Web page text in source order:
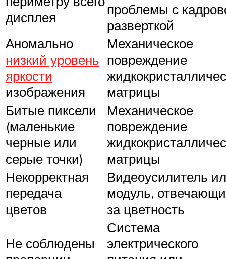
дисплея
проблемы с
разверткой
Аномально
низкий уровень
яркости
изображения
Механическое
повреждение
матрицы
Битые пиксели
(маленькие
черные или
серые точки)
Механическое
повреждение
матрицы
Некорректная
передача
цветов
Видеоусилитель
модуль,
за цветность
Не соблюдены
Система
электрического